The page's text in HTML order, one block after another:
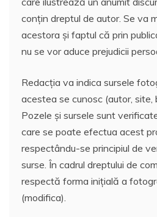
conțin dreptul de autor. Se va
acestora și faptul că prin
nu se vor aduce prejudicii
Redacția va indica sursele
acestea se cunosc (autor, site,
Pozele și sursele sunt
care se poate efectua acest
respectându-se principiul de
surse. În cadrul dreptului de
respectă forma inițială a
(modifica).